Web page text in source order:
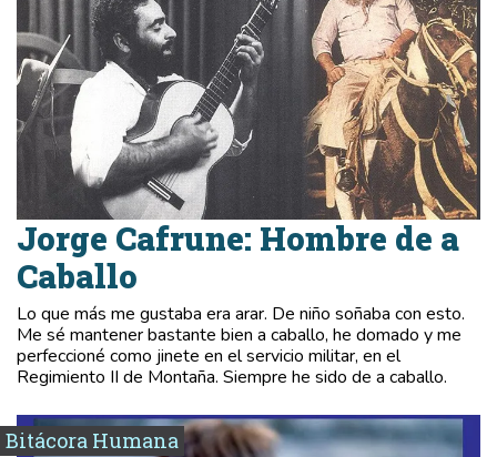
Jorge Cafrune: Hombre de a
Caballo
Lo que más me gustaba era arar. De niño soñaba con esto.
Me sé mantener bastante bien a caballo, he domado y me
perfeccioné como jinete en el servicio militar, en el
Regimiento II de Montaña. Siempre he sido de a caballo.
Bitácora Humana